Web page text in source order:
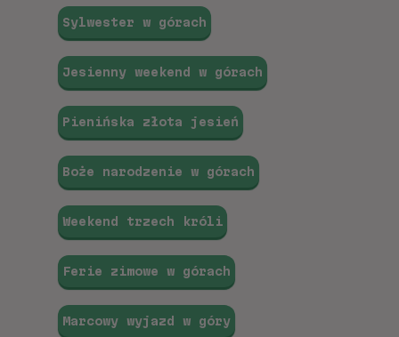
Sylwester w górach
Jesienny weekend w górach
Pienińska złota jesień
Boże narodzenie w górach
Weekend trzech króli
Ferie zimowe w górach
Marcowy wyjazd w góry